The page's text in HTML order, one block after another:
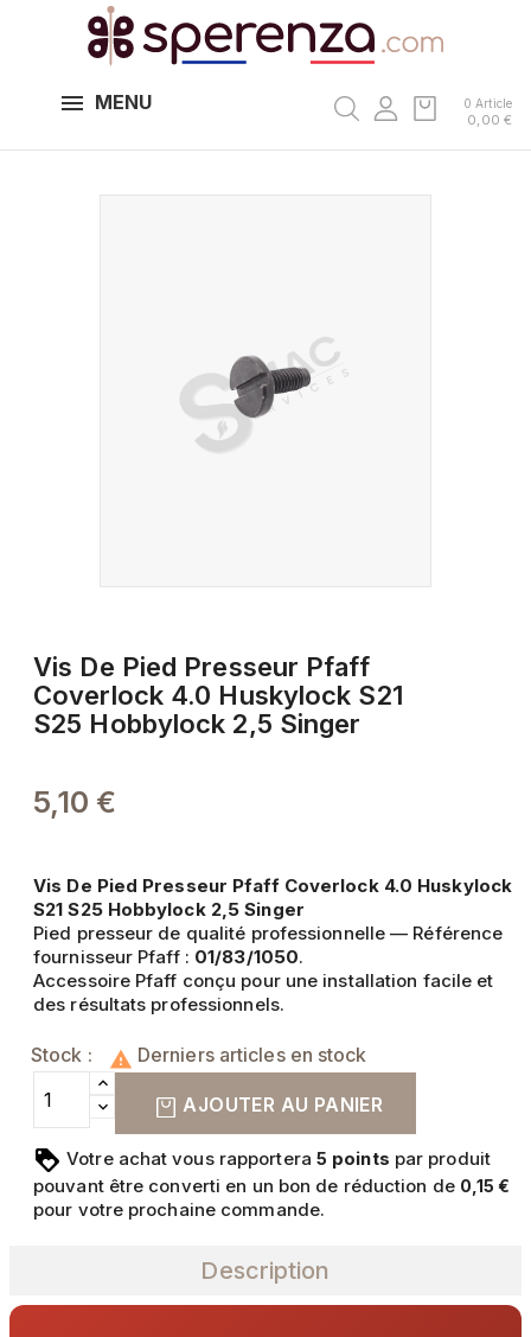
MENU 0 Article
0,00 €
Vis De Pied Presseur Pfaff
Coverlock 4.0 Huskylock S21
S25 Hobbylock 2,5 Singer
5,10 €
Vis De Pied Presseur Pfaff Coverlock 4.0 Huskylock
S21 S25 Hobbylock 2,5 Singer
Pied presseur de qualité professionnelle — Référence
fournisseur Pfaff : 01/83/1050.
Accessoire Pfaff conçu pour une installation facile et
des résultats professionnels.
Stock :  Derniers articles en stock
AJOUTER AU PANIER
Votre achat vous rapportera 5 points par produit
pouvant être converti en un bon de réduction de 0,15 €
pour votre prochaine commande.
Description